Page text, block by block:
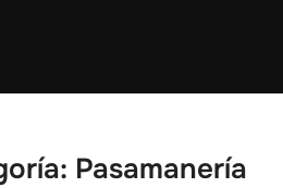
Pasamanería